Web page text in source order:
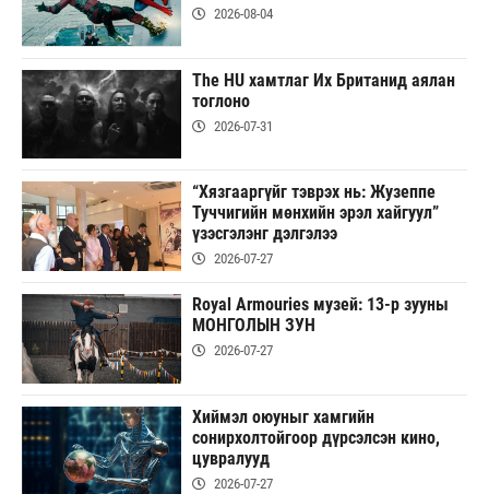
2026-08-04
The HU хамтлаг Их Британид аялан
тоглоно
2026-07-31
“Хязгааргүйг тэврэх нь: Жузеппе
Туччигийн мөнхийн эрэл хайгуул”
үзэсгэлэнг дэлгэлээ
2026-07-27
Royal Armouries музей: 13-р зууны
МОНГОЛЫН ЗУН
2026-07-27
Хиймэл оюуныг хамгийн
сонирхолтойгоор дүрсэлсэн кино,
цувралууд
2026-07-27